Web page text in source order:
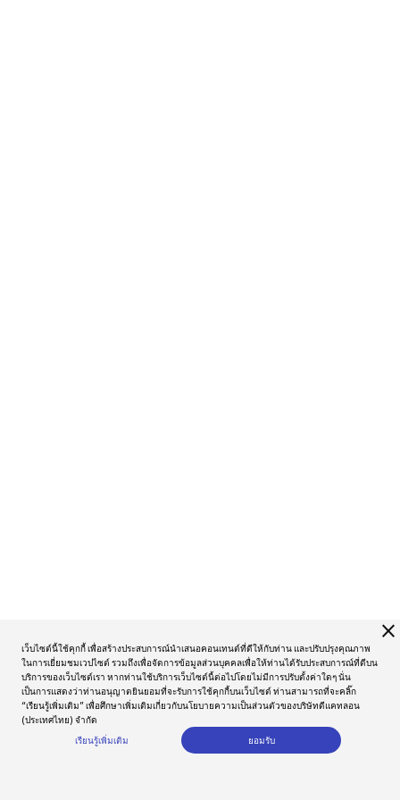
close
เว็บไซต์นี้ใช้คุกกี้ เพื่อสร้างประสบการณ์นำเสนอคอนเทนต์ที่ดีให้กับท่าน และปรับปรุงคุณภาพ
ในการเยี่ยมชมเวปไซต์ รวมถึงเพื่อจัดการข้อมูลส่วนบุคคลเพื่อให้ท่านได้รับประสบการณ์ที่ดีบน
บริการของเว็บไซต์เรา หากท่านใช้บริการเว็บไซต์นี้ต่อไปโดยไม่มีการปรับตั้งค่าใดๆ นั่น
เป็นการแสดงว่าท่านอนุญาตยินยอมที่จะรับการใช้คุกกี้บนเว็บไซต์ ท่านสามารถที่จะคลิ๊ก
“เรียนรู้เพิ่มเติม” เพื่อศึกษาเพิ่มเติมเกี่ยวกับนโยบายความเป็นส่วนตัวของบริษัทดีแคทลอน
(ประเทศไทย) จำกัด
เรียนรู้เพิ่มเติม
ยอมรับ